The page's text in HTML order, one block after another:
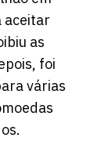
aceitar
as
foi
várias